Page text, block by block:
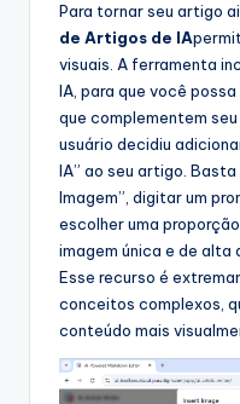
Para tornar seu artigo
de Artigos de IA
visuais. A ferramenta
IA, para que você
que complementem
usuário decidiu
IA” ao seu artigo.
Imagem”, digitar um
escolher uma
imagem única e de alta
Esse recurso é
conceitos complexos,
conteúdo mais